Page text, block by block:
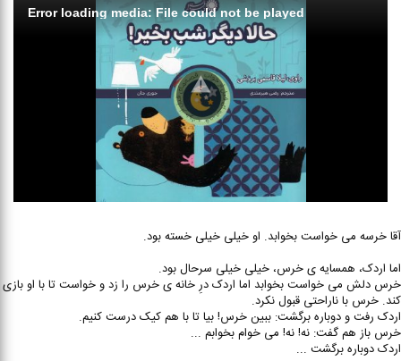
Error loading media: File could not be played
آقا خرسه می خواست بخوابد. او خیلی خیلی خسته بود.
اما اردک، همسایه ی خرس، خیلی خیلی سرحال بود.
خرس دلش می خواست بخوابد اما اردک درِ خانه ی خرس را زد و خواست تا با او بازی
کند. خرس با ناراحتی قبول نکرد.
اردک رفت و دوباره برگشت: ببین خرس! بیا تا با هم کیک درست کنیم.
خرس باز هم گفت: نه! نه! می خوام بخوابم ...
اردک دوباره برگشت ...